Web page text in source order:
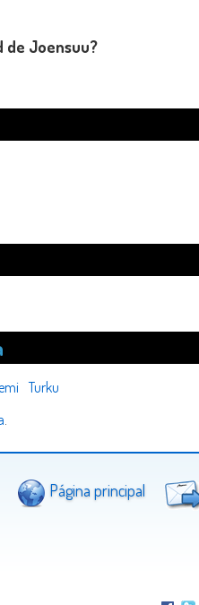
de Joensuu?
Turku
.
Página principal